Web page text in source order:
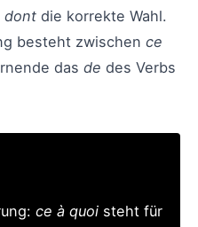
dont die korrekte Wahl.
besteht zwischen ce
das de des Verbs
ce à quoi steht für